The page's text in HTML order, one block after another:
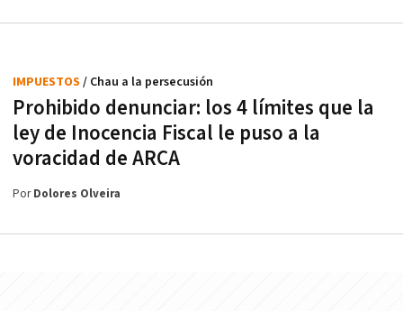
Prohibido denunciar: los 4 límites que la
ley de Inocencia Fiscal le puso a la
voracidad de ARCA
IMPUESTOS / Chau a la persecusión
PorDolores Olveira